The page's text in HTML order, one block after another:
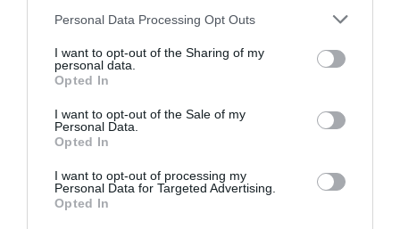
Personal Data Processing Opt Outs
I want to opt-out of the Sharing of my
personal data.
Opted In
I want to opt-out of the Sale of my
Personal Data.
Opted In
I want to opt-out of processing my
Personal Data for Targeted Advertising.
Opted In
32,46 milions en
dividends
ingressos, fins als 2.903 milions